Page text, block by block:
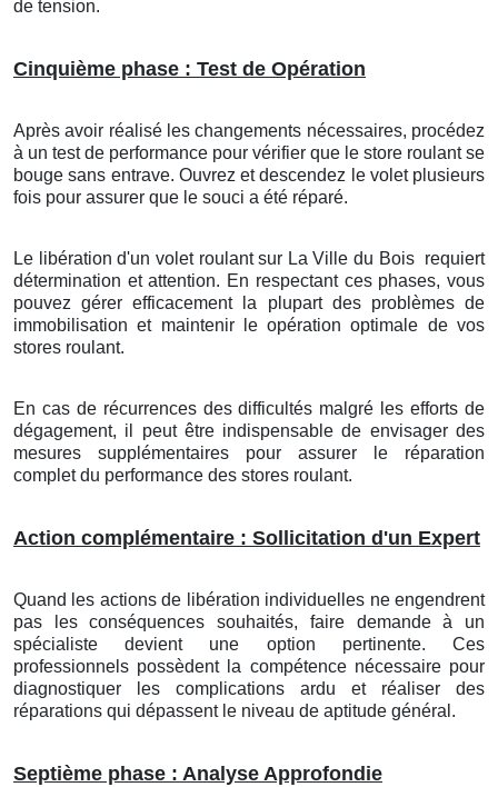
de tension.
Cinquième phase : Test de Opération
Après avoir réalisé les changements nécessaires, procédez
à un test de performance pour vérifier que le store roulant se
bouge sans entrave. Ouvrez et descendez le volet plusieurs
fois pour assurer que le souci a été réparé.
Le libération d'un volet roulantsur La Ville du Bois
requiert
détermination et attention. En respectant ces phases, vous
pouvez gérer efficacement la plupart des problèmes de
immobilisation et maintenir le opération optimale de vos
stores roulant.
En cas de récurrences des difficultés malgré les efforts de
dégagement, il peut être indispensable de envisager des
mesures supplémentaires pour assurer le réparation
complet du performance des stores roulant.
Action complémentaire : Sollicitation d'un Expert
Quand les actions de libération individuelles ne engendrent
pas les conséquences souhaités, faire demande à un
spécialiste devient une option pertinente. Ces
professionnels possèdent la compétence nécessaire pour
diagnostiquer les complications ardu et réaliser des
réparations qui dépassent le niveau de aptitude général.
Septième phase : Analyse Approfondie